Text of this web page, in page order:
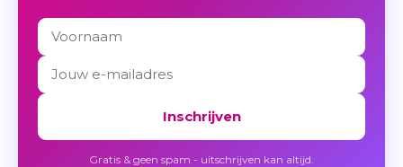
Inschrijven
Gratis & geen spam - uitschrijven kan altijd.